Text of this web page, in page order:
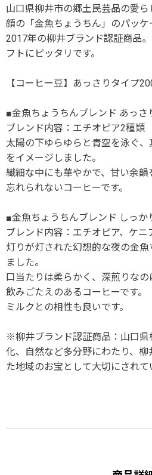
山口県柳井市の郷土民芸品の愛
顔の「金魚ちょうちん」のパッケ
2017年の柳井ブランド認証商品
フトにピッタリです。
【コーヒー豆】あっさりタイプ
■金魚ちょうちんブレンド あっさ
ブレンド内容：エチオピア2種類
太陽の下ゆらゆらと青空を泳ぐ
をイメージしました。
繊細な中にも華やかで、甘い余韻
忘れられないコーヒーです。
■金魚ちょうちんブレンド しっか
ブレンド内容：エチオピア、ケニ
灯りが灯された幻想的な夜の金
ました。
口当たりは柔らかく、深煎りな
飲みごたえのあるコーヒーです。
ミルクとの相性も良いです。
※柳井ブランド認証商品：山口県
化、自然など多分野にわたり、
た地域のお宝として大切にされて